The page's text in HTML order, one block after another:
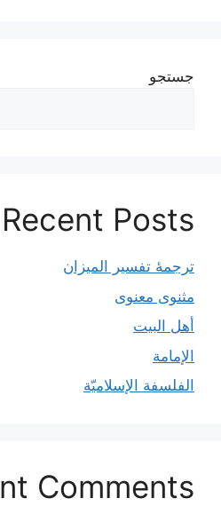
جستجو
Recent Posts
ترجمۀ تفسیر المیزان
مثنوی معنوی
أهل البيت
الإمامة
الفلسفة الإسلاميّة
Comments